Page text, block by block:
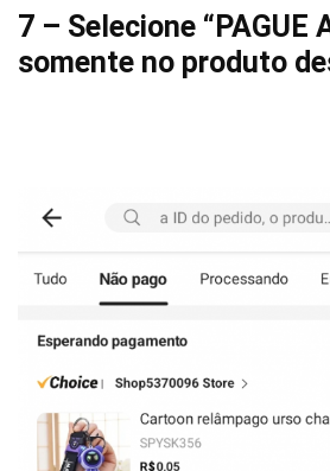
7 – Selecione “PAGUE
somente no produto